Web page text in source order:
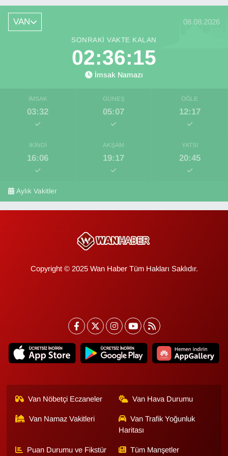
VAN 08.08.2026
SONRAKI VAKTE KALAN
02:36:14
İmsak Namazı
İMSAK
03:32
GÜNEŞ
05:07
ÖĞLE
12:17
İKINDI
16:06
AKŞAM
19:17
YATSI
20:45
Aylık Vakitler
Copyright © 2025 Wan Haber Tüm Hakları Saklıdır.
Van Nöbetçi Eczaneler Van Hava Durumu
Van Namaz Vakitleri
Van Trafik Yoğunluk
Haritası
Puan Durumu ve Fikstür Tüm Manşetler